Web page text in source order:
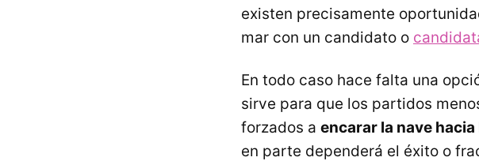
existen precisamente
mar con un candidato o
En todo caso hace falta una
sirve para que los partidos
forzados a encarar la nave
en parte dependerá el éxito o